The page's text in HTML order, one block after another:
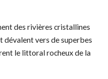
des rivières cristallines
dévalent vers de superbes
le littoral rocheux de la